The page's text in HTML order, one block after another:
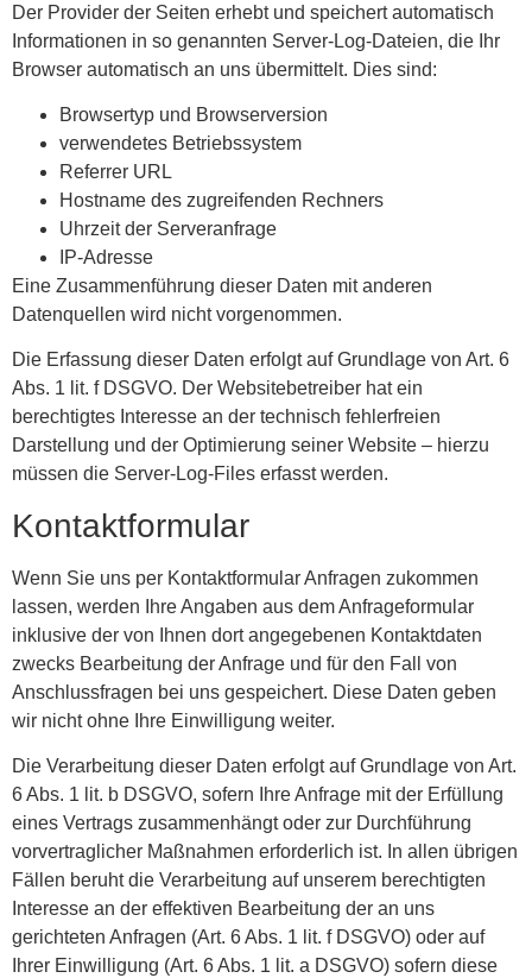
Der Provider der Seiten erhebt und speichert automatisch
Informationen in so genannten Server-Log-Dateien, die Ihr
Browser automatisch an uns übermittelt. Dies sind:
Browsertyp und Browserversion
verwendetes Betriebssystem
Referrer URL
Hostname des zugreifenden Rechners
Uhrzeit der Serveranfrage
IP-Adresse
Eine Zusammenführung dieser Daten mit anderen
Datenquellen wird nicht vorgenommen.
Die Erfassung dieser Daten erfolgt auf Grundlage von Art. 6
Abs. 1 lit. f DSGVO. Der Websitebetreiber hat ein
berechtigtes Interesse an der technisch fehlerfreien
Darstellung und der Optimierung seiner Website – hierzu
müssen die Server-Log-Files erfasst werden.
Kontaktformular
Wenn Sie uns per Kontaktformular Anfragen zukommen
lassen, werden Ihre Angaben aus dem Anfrageformular
inklusive der von Ihnen dort angegebenen Kontaktdaten
zwecks Bearbeitung der Anfrage und für den Fall von
Anschlussfragen bei uns gespeichert. Diese Daten geben
wir nicht ohne Ihre Einwilligung weiter.
Die Verarbeitung dieser Daten erfolgt auf Grundlage von Art.
6 Abs. 1 lit. b DSGVO, sofern Ihre Anfrage mit der Erfüllung
eines Vertrags zusammenhängt oder zur Durchführung
vorvertraglicher Maßnahmen erforderlich ist. In allen übrigen
Fällen beruht die Verarbeitung auf unserem berechtigten
Interesse an der effektiven Bearbeitung der an uns
gerichteten Anfragen (Art. 6 Abs. 1 lit. f DSGVO) oder auf
Ihrer Einwilligung (Art. 6 Abs. 1 lit. a DSGVO) sofern diese